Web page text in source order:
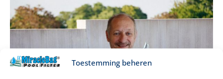
Toestemming beheren